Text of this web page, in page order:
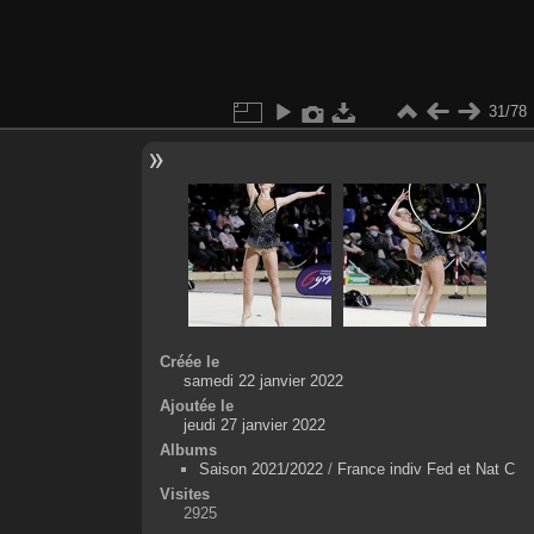
31/78
Créée le
samedi 22 janvier 2022
Ajoutée le
jeudi 27 janvier 2022
Albums
Saison 2021/2022/ France indiv Fed et Nat C
Visites
2925